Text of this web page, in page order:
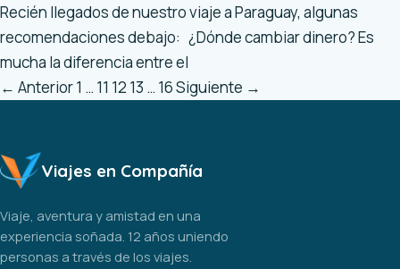
Recién llegados de nuestro viaje a Paraguay, algunas
recomendaciones debajo: ¿Dónde cambiar dinero? Es
mucha la diferencia entre el
← Anterior1 … 11 12 13 … 16Siguiente →
Viajes en Compañía
Viaje, aventura y amistad en una
experiencia soñada. 12 años uniendo
personas a través de los viajes.